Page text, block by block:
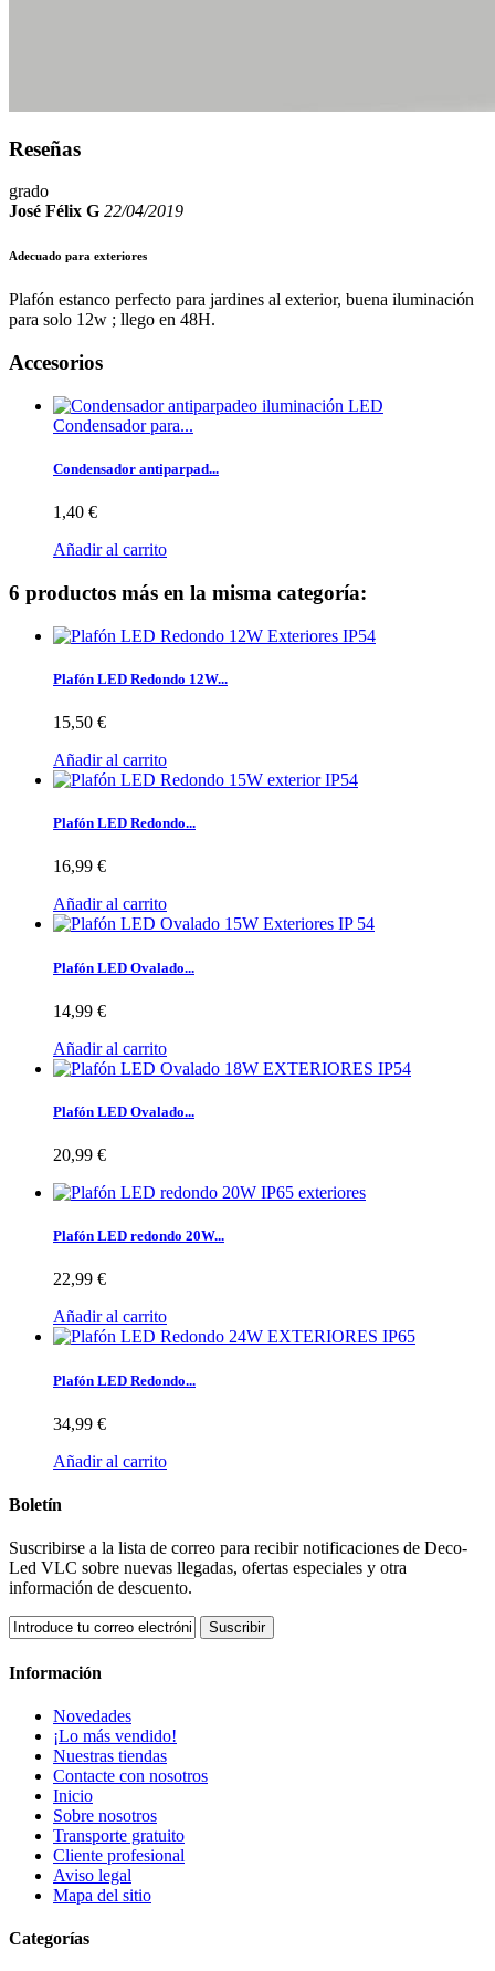
Reseñas
grado
José Félix G 22/04/2019
Adecuado para exteriores
Plafón estanco perfecto para jardines al exterior, buena iluminación
para solo 12w ; llego en 48H.
Accesorios
Condensador para...
Condensador antiparpad...
1,40 €
Añadir al carrito
6 productos más en la misma categoría:
Plafón LED Redondo 12W...
15,50 €
Añadir al carrito
Plafón LED Redondo...
16,99 €
Añadir al carrito
Plafón LED Ovalado...
14,99 €
Añadir al carrito
Plafón LED Ovalado...
20,99 €
Plafón LED redondo 20W...
22,99 €
Añadir al carrito
Plafón LED Redondo...
34,99 €
Añadir al carrito
Boletín
Suscribirse a la lista de correo para recibir notificaciones de Deco-
Led VLC sobre nuevas llegadas, ofertas especiales y otra
información de descuento.
Suscribir
Información
Novedades
¡Lo más vendido!
Nuestras tiendas
Contacte con nosotros
Inicio
Sobre nosotros
Transporte gratuito
Cliente profesional
Aviso legal
Mapa del sitio
Categorías